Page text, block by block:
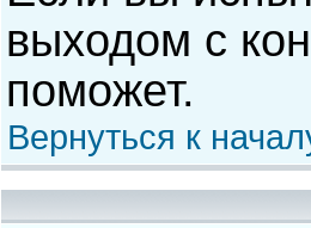
выходом с
поможет.
Вернуться к